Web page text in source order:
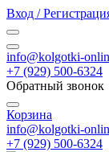
Вход /
info@kolgotki-
+7 (929) 500-6324
Обратный звонок
Корзина
info@kolgotki-
+7 (929) 500-6324